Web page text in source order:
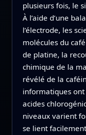
plusieurs fois, le
À l’aide d’une
l’électrode, les
molécules du
de platine, la
chimique de la
révélé de la
informatiques
acides
niveaux varient
se lient